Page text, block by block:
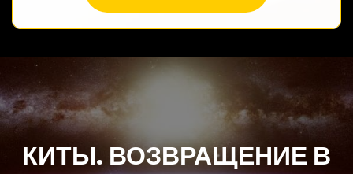
КИТЫ. ВОЗВРАЩЕНИЕ В